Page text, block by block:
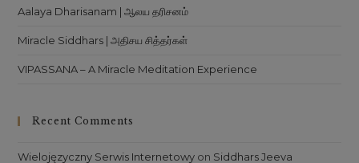
Aalaya Dharisanam | ஆலய தரிசனம்
Miracle Siddhars | அதிசய சித்தர்கள்
VIPASSANA – A Miracle Meditation Experience
Recent Comments
Wielojęzyczny Serwis Internetowy on Siddhars Jeeva